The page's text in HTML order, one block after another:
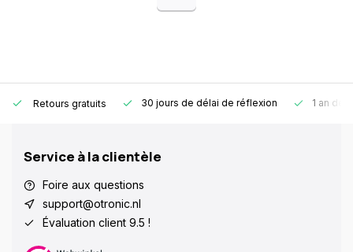
Retours gratuits 30 jours de délai de réflexion 1 an de
Service à la clientèle
Foire aux questions
support@otronic.nl
Évaluation client 9.5 !